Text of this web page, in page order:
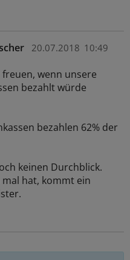
20.07.2018 10:49
wenn unsere
bezahlt würde
bezahlen 62% der
keinen Durchblick.
hat, kommt ein